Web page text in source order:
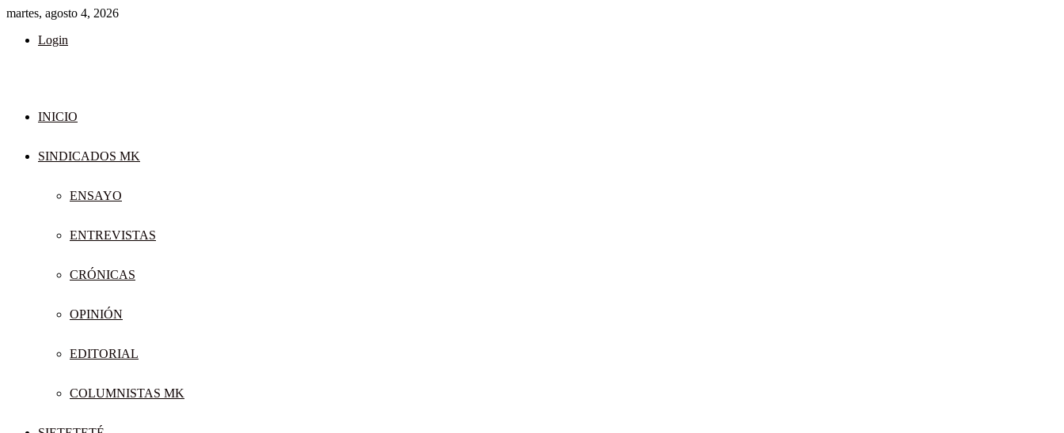
martes, agosto 4, 2026
Login
INICIO
SINDICADOS MK
ENSAYO
ENTREVISTAS
CRÓNICAS
OPINIÓN
EDITORIAL
COLUMNISTAS MK